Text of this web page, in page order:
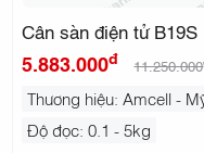
Cân sàn điện tử B19S
5.883.000đ 11.250.000
Thương hiệu: Amcell -
Độ đọc: 0.1 - 5kg